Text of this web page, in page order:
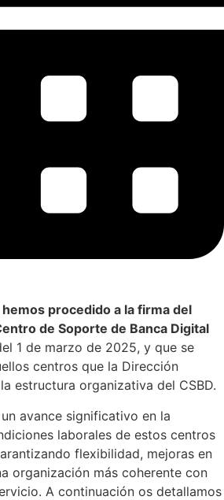
hemos procedido a la firma del
de Soporte de Banca Digital
1 de marzo de 2025, y que se
centros que la Dirección
estructura organizativa del CSBD.
avance significativo en la
laborales de estos centros
flexibilidad, mejoras en
organización más coherente con
A continuación os detallamos